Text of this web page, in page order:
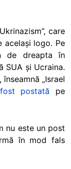
care
același logo. Pe
de dreapta în
SUA și Ucraina.
„Israel
postată pe
nu este un post
în mod fals